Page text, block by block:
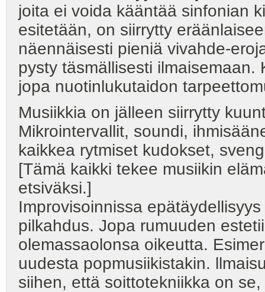
joita ei voida kääntää sinfonian
esitetään, on siirrytty
näennäisesti pieniä vivahde-
pysty täsmällisesti
jopa nuotinlukutaidon
Musiikkia on jälleen siirrytty
Mikrointervallit, soundi,
kaikkea rytmiset kudokset,
[Tämä kaikki tekee musiikin
etsiväksi.]
Improvisoinnissa
pilkahdus. Jopa rumuuden
olemassaolonsa oikeutta.
uudesta popmusiikistakin.
siihen, että soittotekniikka on